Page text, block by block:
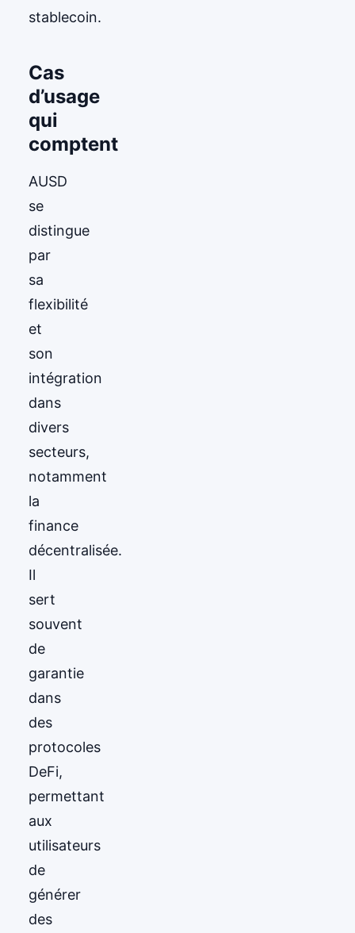
stablecoin.
Cas
d’usage
qui
comptent
AUSD
se
distingue
par
sa
flexibilité
et
son
intégration
dans
divers
secteurs,
notamment
la
finance
décentralisée.
Il
sert
souvent
de
garantie
dans
des
protocoles
DeFi,
permettant
aux
utilisateurs
de
générer
des